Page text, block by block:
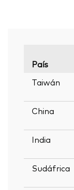
País
Taiwán
China
India
Sudáfrica